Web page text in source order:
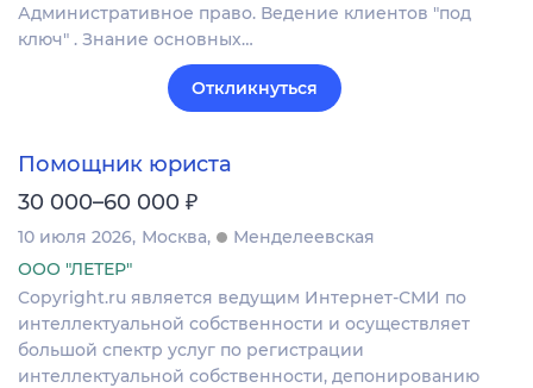
Административное право. Ведение клиентов "под
ключ" . Знание основных…
Откликнуться
Помощник юриста
30 000–60 000 ₽
10 июля 2026 Москва
Менделеевская
ООО "ЛЕТЕР"
Copyright.ru является ведущим Интернет-СМИ по
интеллектуальной собственности и осуществляет
большой спектр услуг по регистрации
интеллектуальной собственности, депонированию